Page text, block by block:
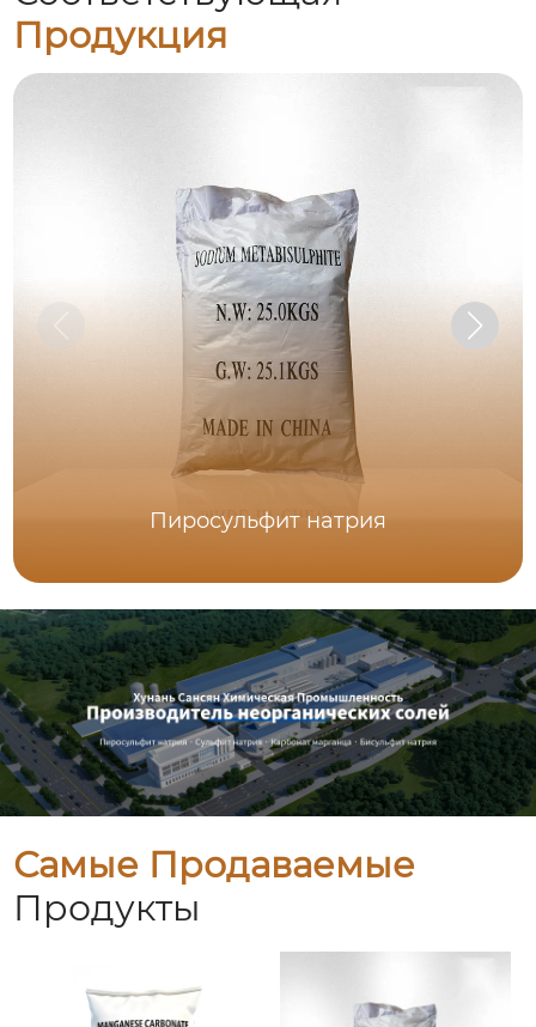
Продукция
Пиросульфит натрия
Самые Продаваемые
Продукты